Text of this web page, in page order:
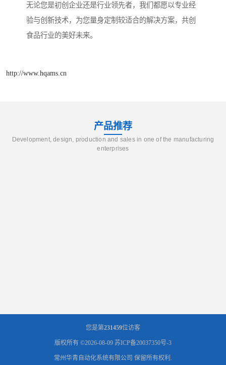
无论您是初创企业还是行业领先者，我们都愿以专业经
验与创新技术，为您量身定制较适合的解决方案，共创
食品行业的美好未来。
http://www.hqams.cn
产品推荐
Development, design, production and sales in one of the manufacturing
enterprises
您是第231459位访客
版权所有 ©2026-08-09 苏ICP备20037350号-3
常州华青自动化系统有限公司 保留所有权利.